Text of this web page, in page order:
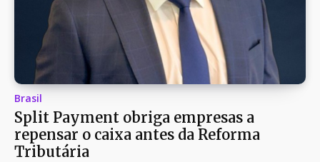
Brasil
Split Payment obriga empresas a
repensar o caixa antes da Reforma
Tributária